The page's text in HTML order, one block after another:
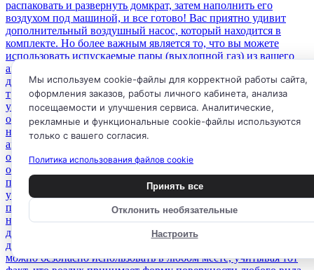
Мы используем cookie-файлы для корректной работы сайта,
оформления заказов, работы личного кабинета, анализа
посещаемости и улучшения сервиса. Аналитические,
рекламные и функциональные cookie-файлы используются
только с вашего согласия.
Политика использования файлов cookie
Принять все
Отклонить необязательные
Настроить